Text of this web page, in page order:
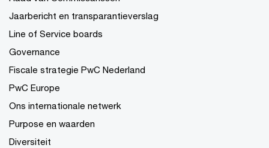
Jaarbericht en transparantieverslag
Line of Service boards
Governance
Fiscale strategie PwC Nederland
PwC Europe
Ons internationale netwerk
Purpose en waarden
Diversiteit